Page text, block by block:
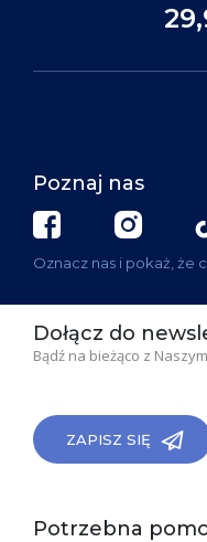
Poznaj nas
Oznacz nas i pokaż, że
Dołącz do
Bądź na bieżąco z
ZAPISZ SIĘ
Potrzebna